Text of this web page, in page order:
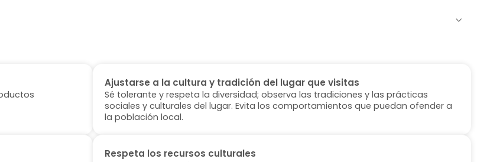
Ajustarse a la cultura y tradición del lugar que visitas
Sé tolerante y respeta la diversidad; observa las tradiciones y las prácticas
sociales y culturales del lugar. Evita los comportamientos que puedan ofender a
la población local.
Respeta los recursos culturales